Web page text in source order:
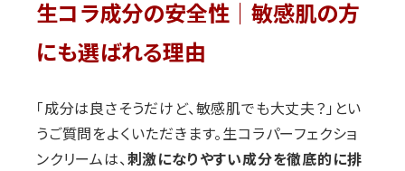
生コラ成分の安全性｜敏感肌の方
にも選ばれる理由
「成分は良さそうだけど、敏感肌でも大丈夫？」とい
うご質問をよくいただきます。生コラパーフェクショ
ンクリームは、刺激になりやすい成分を徹底的に排